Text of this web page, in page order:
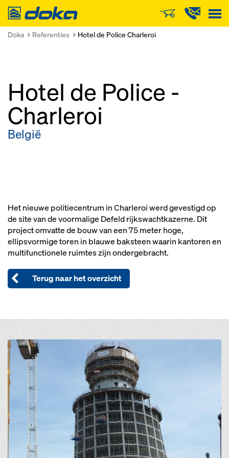
Doka
Doka Referenties Hotel de Police Charleroi
Hotel de Police -
Charleroi
België
Het nieuwe politiecentrum in Charleroi werd gevestigd op
de site van de voormalige Defeld rijkswachtkazerne. Dit
project omvatte de bouw van een 75 meter hoge,
ellipsvormige toren in blauwe baksteen waarin kantoren en
multifunctionele ruimtes zijn ondergebracht.
Terug naar het overzicht
Open